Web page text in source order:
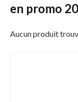
en promo
Aucun produit